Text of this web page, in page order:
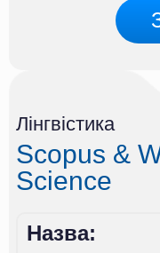
Лінгвістика
Scopus &
Science
Назва: